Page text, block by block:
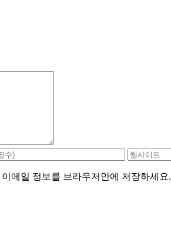
메일 정보를 브라우저안에 저장하세요.